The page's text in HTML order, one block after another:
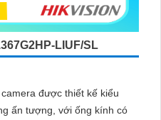
LIUF/SL
được thiết kế kiểu
ấn tượng, với ống kính có